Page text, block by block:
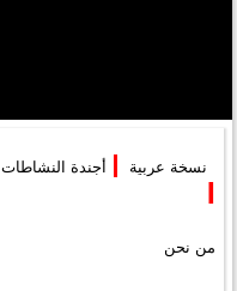
أجندة النشاطات نسخة عربية
I
من نحن